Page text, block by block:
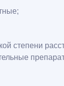
степени